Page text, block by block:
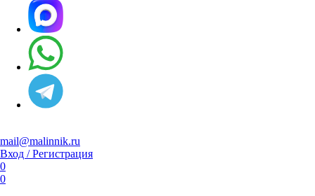
mail@malinnik.ru
Вход / Регистрация
0
0